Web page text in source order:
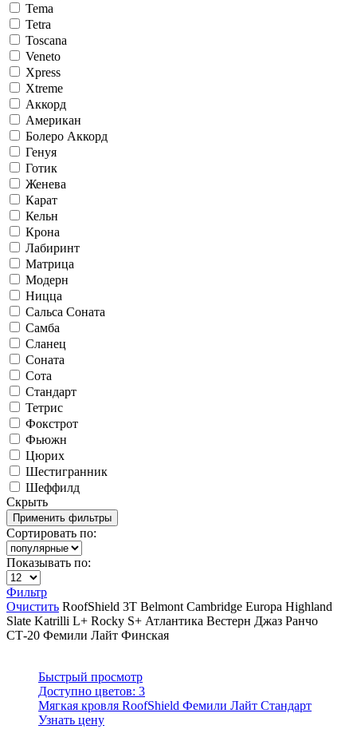
Tema
Tetra
Toscana
Veneto
Xpress
Xtreme
Аккорд
Американ
Болеро Аккорд
Генуя
Готик
Женева
Карат
Кельн
Крона
Лабиринт
Матрица
Модерн
Ницца
Сальса Соната
Самба
Сланец
Соната
Сота
Стандарт
Тетрис
Фокстрот
Фьюжн
Цюрих
Шестигранник
Шеффилд
Скрыть
Сортировать по:
Показывать по:
Фильтр
Очистить RoofShield 3T Belmont Cambridge Europa Highland
Slate Katrilli L+ Rocky S+ Атлантика Вестерн Джаз Ранчо
СТ-20 Фемили Лайт Финская
Быстрый просмотр
Доступно цветов: 3
Мягкая кровля RoofShield Фемили Лайт Стандарт
Узнать цену